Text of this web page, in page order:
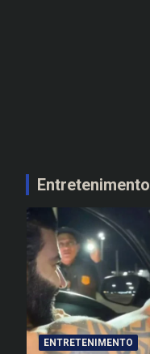
Entretenimento
ENTRETENIMENTO